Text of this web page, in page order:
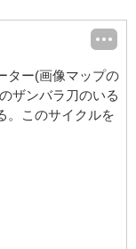
ター(画像マップの
ザンバラ刀のいる
。このサイクルを